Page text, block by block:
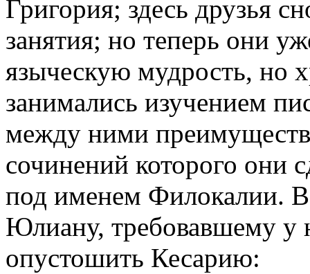
Григория; здесь друзья
занятия; но теперь они
языческую мудрость, но
занимались изучением
между ними
сочинений которого они
под именем Филокалии.
Юлиану, требовавшему у
опустошить Кесарию: